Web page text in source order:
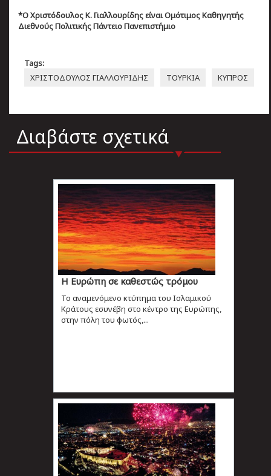
*Ο Χριστόδουλος Κ. Γιαλλουρίδης είναι Ομότιμος Καθηγητής
Διεθνούς Πολιτικής Πάντειο Πανεπιστήμιο
Tags:
ΧΡΙΣΤΟΔΟΥΛΟΣ ΓΙΑΛΛΟΥΡΙΔΗΣ
ΤΟΥΡΚΙΑ ΚΥΠΡΟΣ
Διαβάστε σχετικά
Η Ευρώπη σε καθεστώς τρόμου
Το αναμενόμενο κτύπημα του Ισλαμικού
Κράτους εσυνέβη στο κέντρο της Ευρώπης,
στην πόλη του φωτός,...